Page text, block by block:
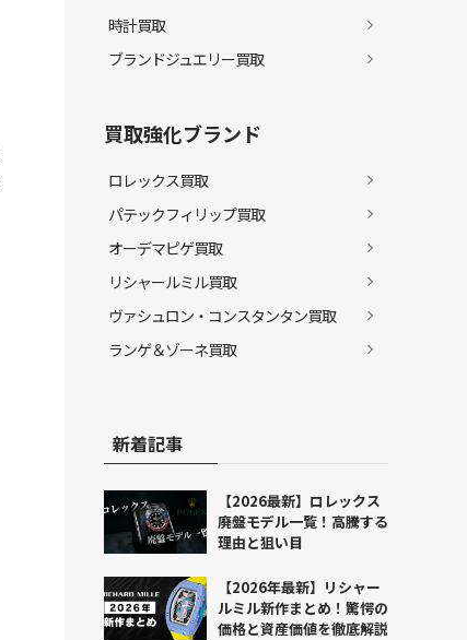
時計買取
ブランドジュエリー買取
買取強化ブランド
ロレックス買取
パテックフィリップ買取
オーデマピゲ買取
リシャールミル買取
ヴァシュロン・コンスタンタン買取
ランゲ＆ゾーネ買取
新着記事
【2026最新】ロレックス
廃盤モデル一覧！高騰する
理由と狙い目
【2026年最新】リシャー
ルミル新作まとめ！驚愕の
価格と資産価値を徹底解説